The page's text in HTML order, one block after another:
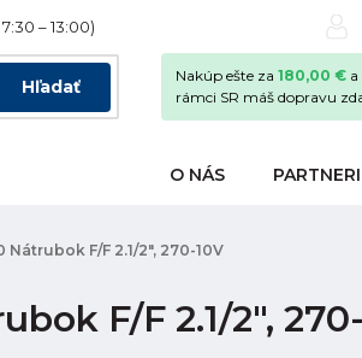
– 13:00)
Hľadať
Nakúp ešte za 180,00 € a
rámci SR máš dopravu
O NÁS PARTNERI
Nátrubok F/F 2.1/2", 270-10V
F/F 2.1/2",